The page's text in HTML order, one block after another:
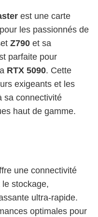
est une carte
les passionnés de
Z790 et sa
parfaite pour
RTX 5090. Cette
exigeants et les
sa connectivité
haut de gamme.
une connectivité
stockage,
ultra-rapide.
optimales pour